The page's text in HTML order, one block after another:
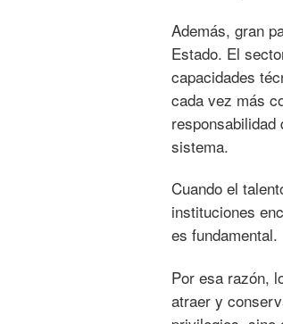
Además, gran
Estado. El
capacidades
cada vez más
sistema.
Cuando el
instituciones
es fundamental.
Por esa razón,
atraer y